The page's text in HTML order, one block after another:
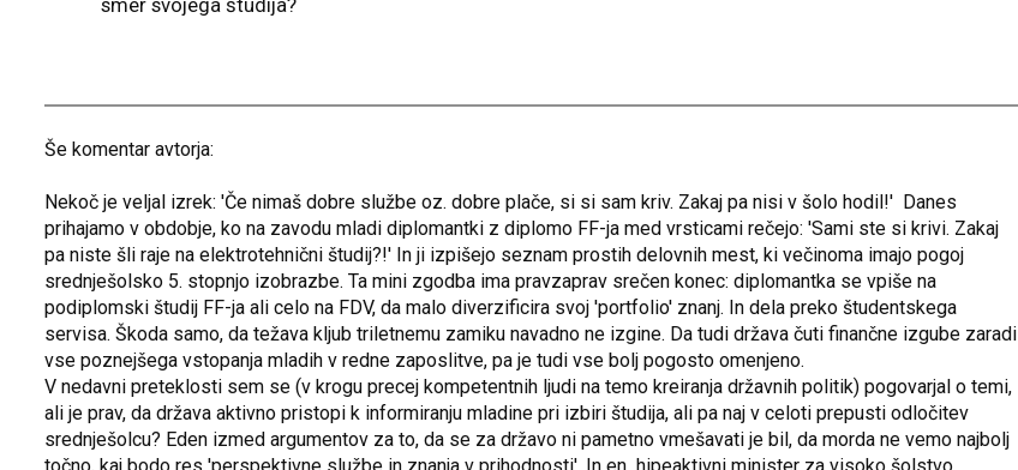
Še komentar avtorja:
Nekoč je veljal izrek: 'Če nimaš dobre službe oz. dobre plače, si si sam kriv. Zakaj pa nisi v šolo hodil!' Danes
prihajamo v obdobje, ko na zavodu mladi diplomantki z diplomo FF-ja med vrsticami rečejo: 'Sami ste si krivi. Zakaj
pa niste šli raje na elektrotehnični študij?!' In ji izpišejo seznam prostih delovnih mest, ki večinoma imajo pogoj
srednješolsko 5. stopnjo izobrazbe. Ta mini zgodba ima pravzaprav srečen konec: diplomantka se vpiše na
podiplomski študij FF-ja ali celo na FDV, da malo diverzificira svoj 'portfolio' znanj. In dela preko študentskega
servisa. Škoda samo, da težava kljub triletnemu zamiku navadno ne izgine. Da tudi država čuti finančne izgube zaradi
vse poznejšega vstopanja mladih v redne zaposlitve, pa je tudi vse bolj pogosto omenjeno.
V nedavni preteklosti sem se (v krogu precej kompetentnih ljudi na temo kreiranja državnih politik) pogovarjal o temi,
ali je prav, da država aktivno pristopi k informiranju mladine pri izbiri študija, ali pa naj v celoti prepusti odločitev
srednješolcu? Eden izmed argumentov za to, da se za državo ni pametno vmešavati je bil, da morda ne vemo najbolj